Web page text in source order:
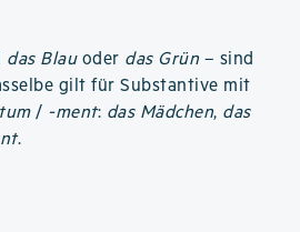
das Blauoder das Grün – sind
gilt für Substantive mit
/ -ment: das Mädchen, das
.